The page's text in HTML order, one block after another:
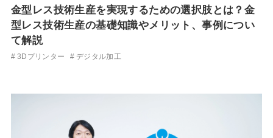
金型レス技術生産を実現するための選択肢とは？金
型レス技術生産の基礎知識やメリット、事例につい
て解説
3Dプリンター デジタル加工